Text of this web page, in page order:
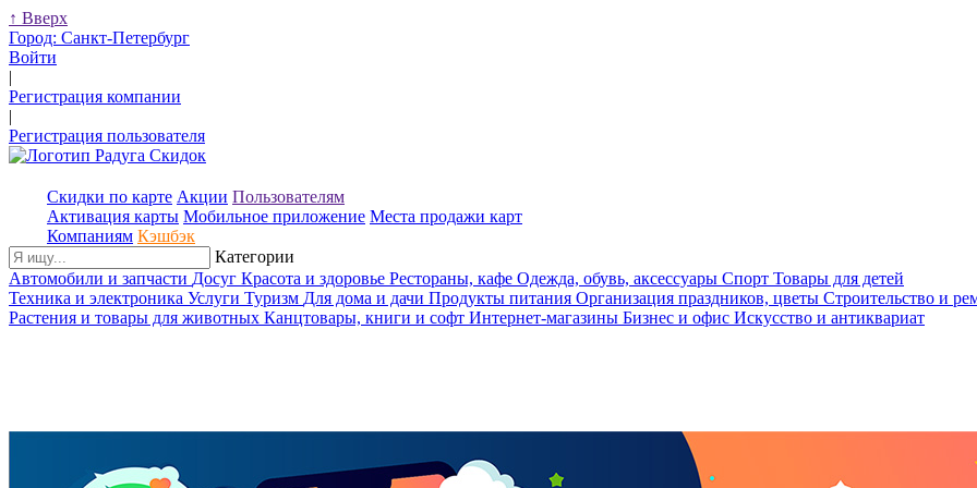
↑ Вверх
Город: Санкт-Петербург
Войти
|
Регистрация компании
|
Регистрация пользователя
Скидки по карте Акции Пользователям
Активация карты Мобильное приложение Места продажи карт
Компаниям Кэшбэк
Категории
Автомобили и запчасти Досуг Красота и здоровье Рестораны, кафе Одежда, обувь, аксессуары Спорт Товары для детей
Техника и электроника Услуги Туризм Для дома и дачи Продукты питания Организация праздников, цветы Строительство и
Растения и товары для животных Канцтовары, книги и софт Интернет-магазины Бизнес и офис Искусство и антиквариат